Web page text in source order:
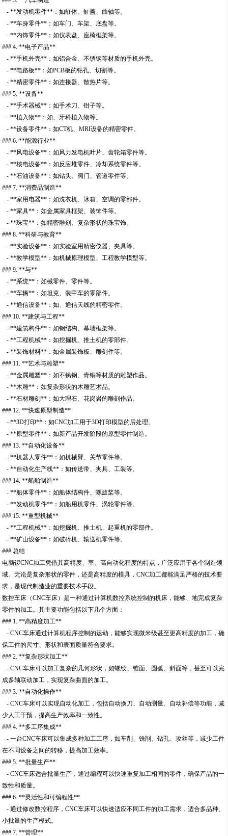
- **发动机零件**：如缸体、缸盖、曲轴等。
- **车身零件**：如车门、车架、底盘等。
- **内饰零件**：如仪表盘、座椅框架等。
### 4. **电子产品**
- **手机外壳**：如铝合金、不锈钢等材质的手机外壳。
- **电路板**：如PCB板的钻孔、切割等。
- **精密零件**：如连接器、散热片等。
### 5. **设备**
- **手术器械**：如手术刀、钳子等。
- **植入物**：如、牙科植入物等。
- **设备零件**：如CT机、MRI设备的精密零件。
### 6. **能源行业**
- **风电设备**：如风力发电机叶片、齿轮箱零件等。
- **核电设备**：如反应堆零件、冷却系统零件等。
- **石油设备**：如钻头、阀门、管道零件等。
### 7. **消费品制造**
- **家用电器**：如洗衣机、冰箱、空调的零部件。
- **家具**：如金属家具框架、装饰件等。
- **珠宝**：如精密雕刻、复杂形状的珠宝饰。
### 8. **科研与教育**
- **实验设备**：如实验室用精密仪器、夹具等。
- **教学模型**：如机械原理模型、工程教学模型等。
### 9. **与**
- **系统**：如械零件、零件等。
- **车辆**：如坦克、装甲车的零部件。
- **通信设备**：如、通信天线的精密零件。
### 10. **建筑与工程**
- **建筑构件**：如钢结构、幕墙框架等。
- **工程机械**：如挖掘机、推土机的零部件。
- **装饰材料**：如金属装饰板、雕刻件等。
### 11. **艺术与雕塑**
- **金属雕塑**：如不锈钢、青铜等材质的雕塑作品。
- **木雕**：如复杂形状的木雕艺术品。
- **石材雕刻**：如大理石、花岗岩的雕刻作品。
### 12. **快速原型制造**
- **3D打印**：如CNC加工用于3D打印模型的后处理。
- **原型零件**：如新产品开发阶段的原型零件制造。
### 13. **自动化设备**
- **机器人零件**：如机械臂、关节零件等。
- **自动化生产线**：如传送带、夹具、工装等。
### 14. **船舶制造**
- **船体零件**：如船体结构件、螺旋桨等。
- **发动机零件**：如船用机零件、涡轮零件等。
### 15. **重型机械**
- **工程机械**：如挖掘机、推土机、起重机的零部件。
- **矿山设备**：如破碎机、输送机零件等。
### 总结
电脑锣CNC加工凭借其高精度、率、高自动化程度的特点，广泛应用于各个制造领
域。无论是复杂形状的零件，还是高精度的模具，CNC加工都能满足严格的技术要
求，是现代制造业的重要技术手段。
数控车床（CNC车床）是一种通过计算机数控系统控制的机床，能够、地完成复杂
零件的加工。其主要功能包括以下几个方面：
### 1. **高精度加工**
- CNC车床通过计算机程序控制的运动，能够实现微米级甚至更高精度的加工，确
保工件的尺寸、形状和表面质量符合要求。
### 2. **复杂形状加工**
- CNC车床可以加工复杂的几何形状，如螺纹、锥面、圆弧、斜面等，甚至可以完
成多轴联动加工，实现复杂曲面的加工。
### 3. **自动化操作**
- CNC车床可以实现自动化加工，包括自动换刀、自动测量、自动补偿等功能，减
少人工干预，提高生产效率和一致性。
### 4. **多工序集成**
- 一台CNC车床可以集成多种加工工序，如车削、铣削、钻孔、攻丝等，减少工件
在不同设备之间的转移，提高加工效率。
### 5. **批量生产**
- CNC车床适合批量生产，通过编程可以快速重复加工相同的零件，确保产品的一
致性和质量。
### 6. **灵活性和可编程性**
- 通过修改数控程序，CNC车床可以快速适应不同工件的加工需求，适合多品种、
小批量的生产模式。
### 7. **管理**